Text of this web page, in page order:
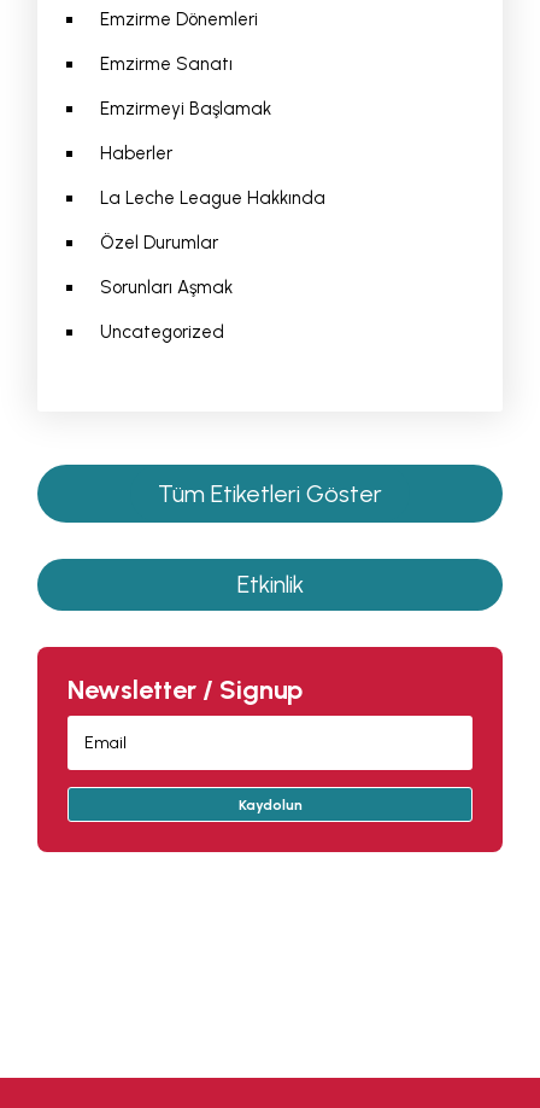
Emzirme Dönemleri
Emzirme Sanatı
Emzirmeyi Başlamak
Haberler
La Leche League Hakkında
Özel Durumlar
Sorunları Aşmak
Uncategorized
Tüm Etiketleri Göster
Etkinlik
Newsletter / Signup
Kaydolun